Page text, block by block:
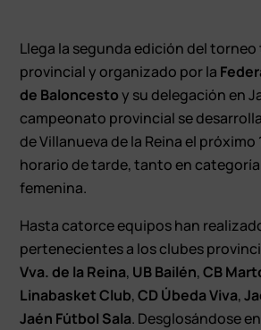
Llega la segunda edición del
provincial y organizado por la
de Baloncestoy su delegación en
campeonato provincial se
de Villanueva de la Reina el próximo
horario de tarde, tanto en
femenina.
Hasta catorce equipos han
pertenecientes a los clubes
Vva. de la Reina, UB Bailén,CB
Linabasket Club,CD Úbeda Viva,
Jaén Fútbol Sala. Desglosándose